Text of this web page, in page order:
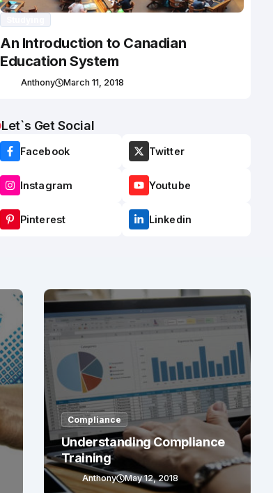
An Introduction to Canadian
Education System
Anthony March 11, 2018
Let`s Get Social
Facebook Twitter
Instagram Youtube
Pinterest Linkedin
Compliance
Understanding Compliance
Training
Anthony May 12, 2018